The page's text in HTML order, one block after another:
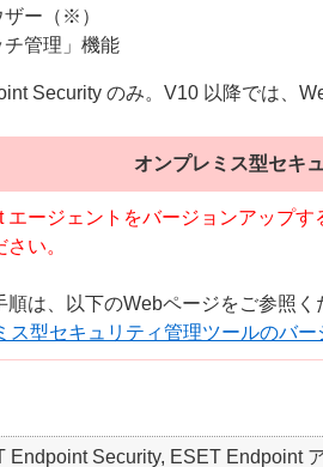
ー（※）
チ管理」機能
Security のみ。V10 以降では、
オンプレミス型セキ
エージェントをバージョンアップ
い。
順は、以下のWebページをご参照く
ス型セキュリティ管理ツールのバ
Endpoint Security, ESET Endpoint